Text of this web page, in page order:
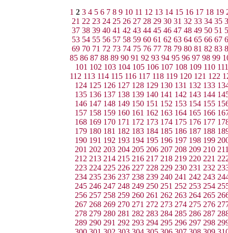
1 2 3 4 5 6 7 8 9 10 11 12 13 14 15 16 17 18 19
21 22 23 24 25 26 27 28 29 30 31 32 33 34 35
37 38 39 40 41 42 43 44 45 46 47 48 49 50 51
53 54 55 56 57 58 59 60 61 62 63 64 65 66 67
69 70 71 72 73 74 75 76 77 78 79 80 81 82 83
85 86 87 88 89 90 91 92 93 94 95 96 97 98 99
101 102 103 104 105 106 107 108 109 110 111
112 113 114 115 116 117 118 119 120 121 122
124 125 126 127 128 129 130 131 132 133
135 136 137 138 139 140 141 142 143 144
146 147 148 149 150 151 152 153 154 155
157 158 159 160 161 162 163 164 165 166
168 169 170 171 172 173 174 175 176 177
179 180 181 182 183 184 185 186 187 188
190 191 192 193 194 195 196 197 198 199
201 202 203 204 205 206 207 208 209 210
212 213 214 215 216 217 218 219 220 221
223 224 225 226 227 228 229 230 231 232
234 235 236 237 238 239 240 241 242 243
245 246 247 248 249 250 251 252 253 254
256 257 258 259 260 261 262 263 264 265
267 268 269 270 271 272 273 274 275 276
278 279 280 281 282 283 284 285 286 287
289 290 291 292 293 294 295 296 297 298